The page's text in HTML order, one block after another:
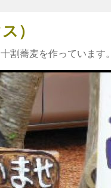
）
割蕎麦を作っています。